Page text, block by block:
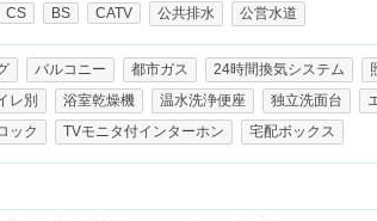
CS BS CATV 公共排水 公営水道
バルコニー 都市ガス 24時間換気システム
レ別 浴室乾燥機 温水洗浄便座 独立洗面台
ック TVモニタ付インターホン 宅配ボックス